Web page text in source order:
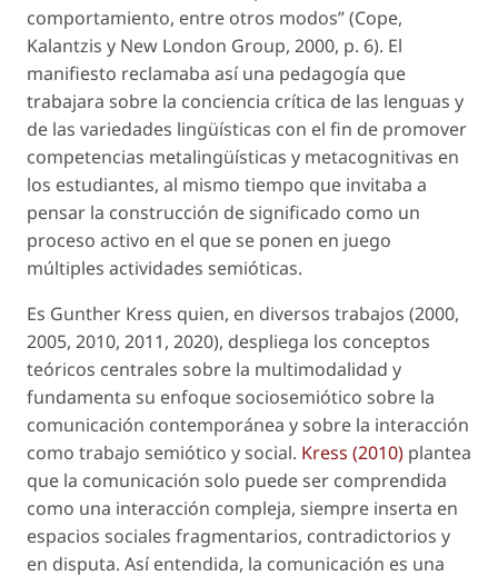
comportamiento, entre otros modos” (Cope,
Kalantzis y New London Group, 2000, p. 6). El
manifiesto reclamaba así una pedagogía que
trabajara sobre la conciencia crítica de las lenguas y
de las variedades lingüísticas con el fin de promover
competencias metalingüísticas y metacognitivas en
los estudiantes, al mismo tiempo que invitaba a
pensar la construcción de significado como un
proceso activo en el que se ponen en juego
múltiples actividades semióticas.
Es Gunther Kress quien, en diversos trabajos (2000,
2005, 2010, 2011, 2020), despliega los conceptos
teóricos centrales sobre la multimodalidad y
fundamenta su enfoque sociosemiótico sobre la
comunicación contemporánea y sobre la interacción
como trabajo semiótico y social. Kress (2010) plantea
que la comunicación solo puede ser comprendida
como una interacción compleja, siempre inserta en
espacios sociales fragmentarios, contradictorios y
en disputa. Así entendida, la comunicación es una